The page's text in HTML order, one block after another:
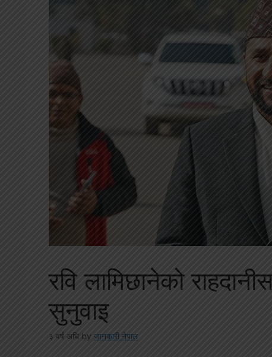
रवि लामिछानेको
सुनुवाइ
३ वर्ष अघि by जानकारी नेपाल